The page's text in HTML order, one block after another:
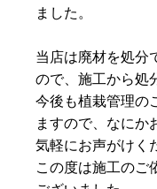
ました。
当店は廃材を処分
ので、施工から処
今後も植栽管理の
ますので、なにか
気軽にお声がけく
この度は施工のご